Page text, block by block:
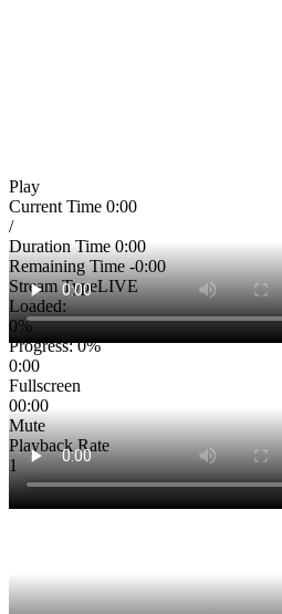
Play
Current Time 0:00
/
Duration Time 0:00
Remaining Time-0:00
Stream TypeLIVE
Loaded:
0%
Progress: 0%
0:00
Fullscreen
00:00
Mute
Playback Rate
1